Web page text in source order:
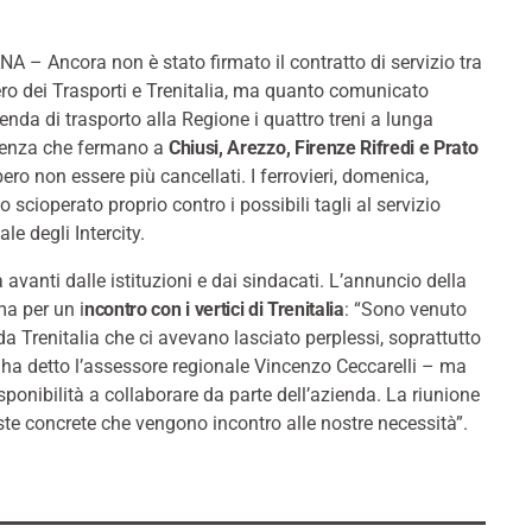
– Ancora non è stato firmato il contratto di servizio tra
dei Trasporti e Trenitalia, ma quanto comunicato
di trasporto alla Regione i quattro treni a lunga
che fermano a Chiusi, Arezzo, Firenze Rifredi e Prato
non essere più cancellati. I ferrovieri, domenica,
scioperato proprio contro i possibili tagli al servizio
degli Intercity.
dalle istituzioni e dai sindacati. L’annuncio della
per un incontro con i vertici di Trenitalia: “Sono venuto
Trenitalia che ci avevano lasciato perplessi, soprattutto
detto l’assessore regionale Vincenzo Ceccarelli – ma
a collaborare da parte dell’azienda. La riunione
concrete che vengono incontro alle nostre necessità”.